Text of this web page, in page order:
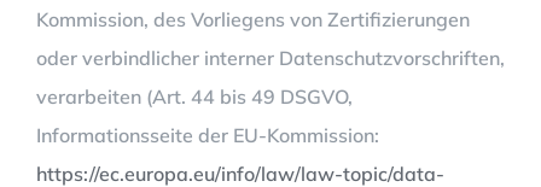
Kommission, des Vorliegens von Zertifizierungen
oder verbindlicher interner Datenschutzvorschriften,
verarbeiten (Art. 44 bis 49 DSGVO,
Informationsseite der EU-Kommission:
https://ec.europa.eu/info/law/law-topic/data-